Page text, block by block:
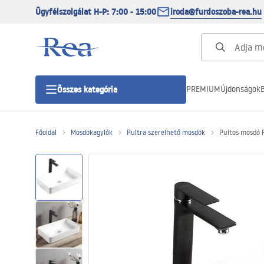
Ügyfélszolgálat H-P: 7:00 - 15:00 iroda@furdoszoba-rea.hu
Összes kategória
Zuhanyajtó
Zuhanytálcák
Zuhanylefolyók
PREMIUMÚjdonságok
Főoldal Mosdókagylók Pultra szerelhető mosdók Pultos mosdó